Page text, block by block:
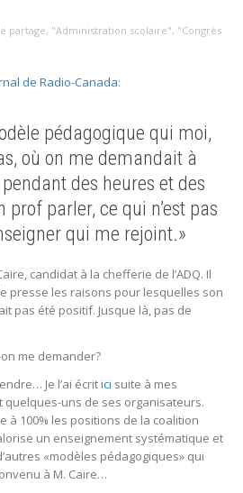
partage, "Administration scolaire", "Congrès
de Radio-Canada:
pédagogique qui moi,
où on me demandait à
des heures et des
prof parler, ce qui n’est pas
qui me rejoint.»
candidat à la chefferie de l’ADQ. Il
presse les raisons pour lesquelles son
pas été positif. Jusque là, pas de
me demander?
Je l’ai écritici suite à mes
quelques-uns de ses organisateurs.
à 100% les positions de la coalition
un enseignement systématique et
«modèles pédagogiques» qui
à M. Caire…